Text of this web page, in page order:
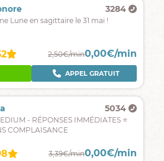
3284
Lune en sagittaire le 31 mai !
2,50€/min0,00€/min
APPEL GRATUIT
5034
- RÉPONSES IMMÉDIATES ⭐
COMPLAISANCE
3,39€/min0,00€/min